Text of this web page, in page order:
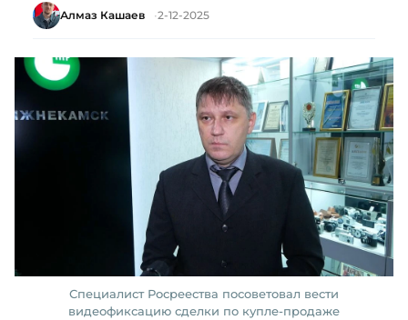
Алмаз Кашаев 2-12-2025
Специалист Росреества посоветовал вести
видеофиксацию сделки по купле-продаже